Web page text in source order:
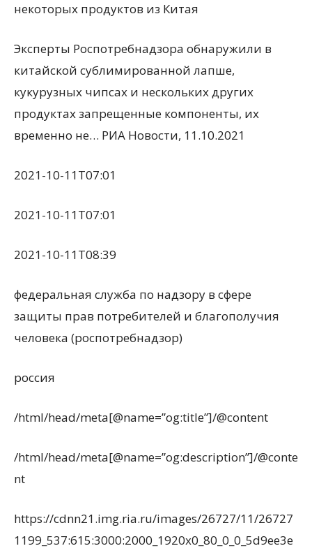
некоторых продуктов из Китая
Эксперты Роспотребнадзора обнаружили в
китайской сублимированной лапше,
кукурузных чипсах и нескольких других
продуктах запрещенные компоненты, их
временно не… РИА Новости, 11.10.2021
2021-10-11T07:01
2021-10-11T07:01
2021-10-11T08:39
федеральная служба по надзору в сфере
защиты прав потребителей и благополучия
человека (роспотребнадзор)
россия
/html/head/meta[@name=”og:title”]/@content
/html/head/meta[@name=”og:description”]/@conte
nt
https://cdnn21.img.ria.ru/images/26727/11/26727
1199_537:615:3000:2000_1920x0_80_0_0_5d9ee3e